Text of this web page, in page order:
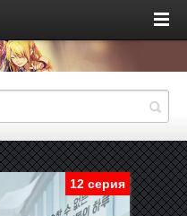
12 серия